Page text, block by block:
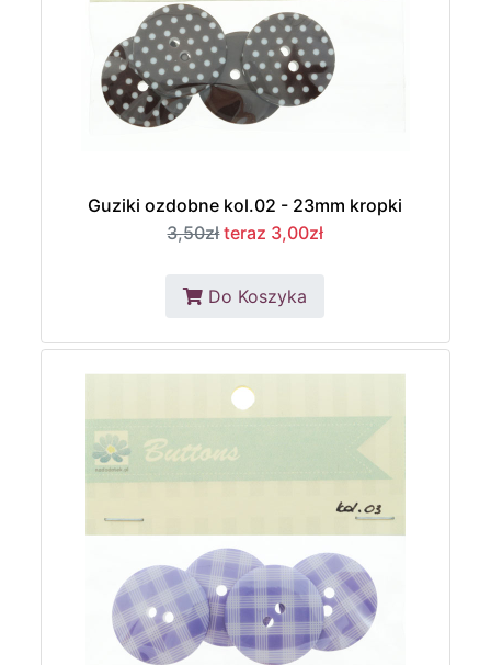
Guziki ozdobne kol.02 - 23mm kropki
3,50zł teraz 3,00zł
Do Koszyka